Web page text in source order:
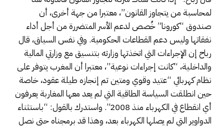
لمحاسبة من يتجاوز القانون”، معتبرا من جهة أخرى، أن
صندوق “كورونا” خُصص لدعم الأسر المتضررة من أجل أداء
نفقاتها وليس دعم القطاعات الحكومية. وفي نفس السياق، قال
رباح إن الإجراءات التي اتخذتها وزارته بتنسيق مع وزارتي المالية
والداخلية، “كانت إجراءات نوعية”، معتبرا أن المغرب يتوفر على
نظام كهربائي “عتيد وقوي ومتين تم إنجازه طيلة عقود، خاصة
حين انطلقت السياسة الطاقية التي لم يعد معها المغاربة يعرفون
أي انقطاع في الكهرباء منذ 2008”. واستدرك بالقول: “باستثناء
الدواوير التي لم يصلها الكهرباء بعد، وهذا قد برمجناه حتى نصل